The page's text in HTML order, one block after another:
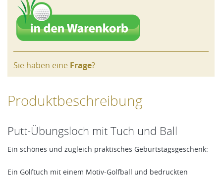
Sie haben eine Frage?
Produktbeschreibung
Putt-Übungsloch mit Tuch und Ball
Ein schönes und zugleich praktisches Geburtstagsgeschenk:
Ein Golftuch mit einem Motiv-Golfball und bedruckten